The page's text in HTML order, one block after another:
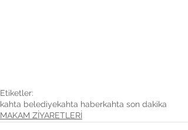
Etiketler:
kahta belediyekahta haberkahta son dakika
MAKAM ZİYARETLERİ